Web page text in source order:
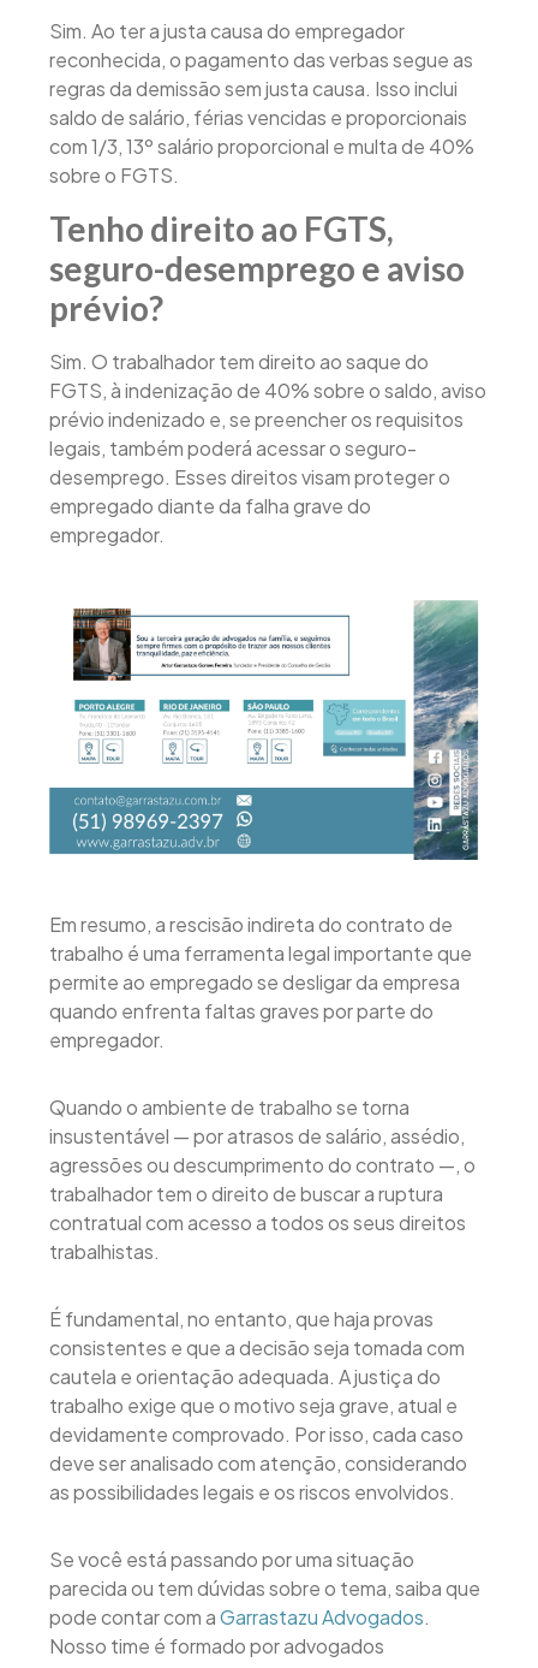
Sim. Ao ter a justa causa do empregador
reconhecida, o pagamento das verbas segue as
regras da demissão sem justa causa. Isso inclui
saldo de salário, férias vencidas e proporcionais
com 1/3, 13º salário proporcional e multa de 40%
sobre o FGTS.
Tenho direito ao FGTS,
seguro-desemprego e aviso
prévio?
Sim. O trabalhador tem direito ao saque do
FGTS, à indenização de 40% sobre o saldo, aviso
prévio indenizado e, se preencher os requisitos
legais, também poderá acessar o seguro-
desemprego. Esses direitos visam proteger o
empregado diante da falha grave do
empregador.
Em resumo, a rescisão indireta do contrato de
trabalho é uma ferramenta legal importante que
permite ao empregado se desligar da empresa
quando enfrenta faltas graves por parte do
empregador.
Quando o ambiente de trabalho se torna
insustentável — por atrasos de salário, assédio,
agressões ou descumprimento do contrato —, o
trabalhador tem o direito de buscar a ruptura
contratual com acesso a todos os seus direitos
trabalhistas.
É fundamental, no entanto, que haja provas
consistentes e que a decisão seja tomada com
cautela e orientação adequada. A justiça do
trabalho exige que o motivo seja grave, atual e
devidamente comprovado. Por isso, cada caso
deve ser analisado com atenção, considerando
as possibilidades legais e os riscos envolvidos.
Se você está passando por uma situação
parecida ou tem dúvidas sobre o tema, saiba que
pode contar com aGarrastazu Advogados.
Nosso time é formado por advogados